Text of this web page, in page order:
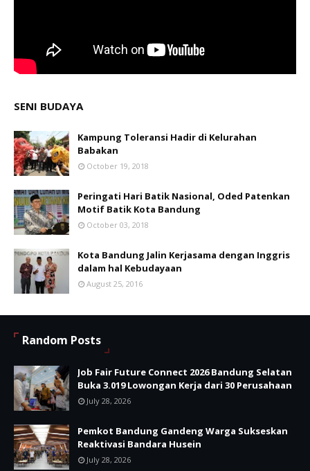
SENI BUDAYA
Kampung Toleransi Hadir di Kelurahan
Babakan
October 19, 2018
Peringati Hari Batik Nasional, Oded Patenkan
Motif Batik Kota Bandung
October 03, 2018
Kota Bandung Jalin Kerjasama dengan Inggris
dalam hal Kebudayaan
August 25, 2016
Random Posts
Job Fair Future Connect 2026 Bandung Selatan
Buka 3.019 Lowongan Kerja dari 30 Perusahaan
July 28, 2026
Pemkot Bandung Gandeng Warga Sukseskan
Reaktivasi Bandara Husein
July 28, 2026